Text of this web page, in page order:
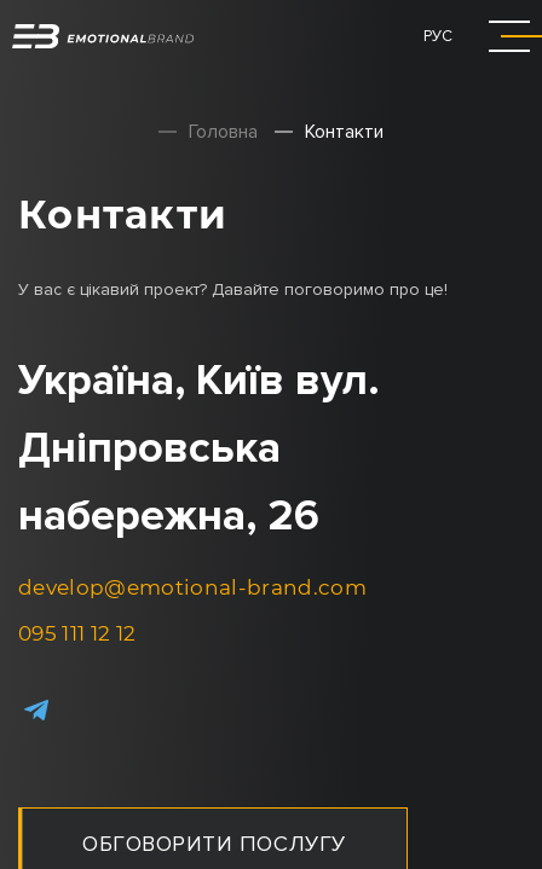
РУС
Головна Контакти
Контакти
У вас є цікавий проект? Давайте поговоримо про це!
Україна, Київ вул.
Дніпровська
набережна, 26
develop@emotional-brand.com
095 111 12 12
ОБГОВОРИТИ ПОСЛУГУ